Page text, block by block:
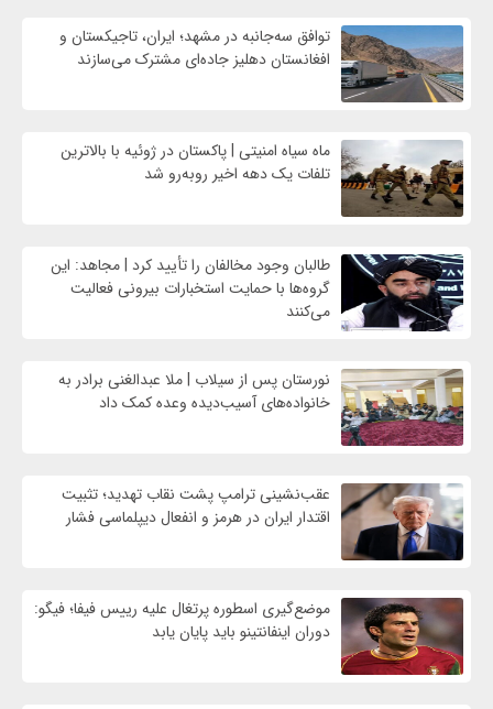
توافق سه‌جانبه در مشهد؛ ایران، تاجیکستان و
افغانستان دهلیز جاده‌ای مشترک می‌سازند
ماه سیاه امنیتی | پاکستان در ژوئیه با بالاترین
تلفات یک دهه اخیر روبه‌رو شد
طالبان وجود مخالفان را تأیید کرد | مجاهد: این
گروه‌ها با حمایت استخبارات بیرونی فعالیت
می‌کنند
نورستان پس از سیلاب | ملا عبدالغنی برادر به
خانواده‌های آسیب‌دیده وعده کمک داد
عقب‌نشینی ترامپ پشت نقاب تهدید؛ تثبیت
اقتدار ایران در هرمز و انفعال دیپلماسی فشار
موضع‌گیری اسطوره پرتغال علیه رییس فیفا؛ فیگو:
دوران اینفانتینو باید پایان یابد